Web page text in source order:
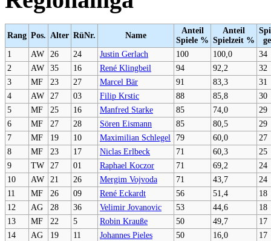
Rang Pos. Alter RüNr. Name
Anteil
Spiele %
Anteil
Spielzeit %
1
AW 26 24 Justin Gerlach 100 100,0
34
2
AW 35 16 René Klingbeil 94 92,2
32
3
MF 23 27 Marcel Bär 91 83,3
31
4
AW 27 03 Filip Krstic 88 85,8
30
5
MF 25 16 Manfred Starke 85 74,0
29
6
MF 27 28 Sören Eismann 85 80,5
29
7
MF 19 10 Maximilian Schlegel 79 60,0
27
8
MF 23 17 Niclas Erlbeck 71 60,3
25
9
TW 27 01 Raphael Koczor 71 69,2
24
10
AW 21 26 Mergim Vojvoda 71 43,7
24
11
MF 26 09 René Eckardt 56 51,4
18
12
AG 28 36 Velimir Jovanovic 53 44,6
18
13
MF 22 5 Robin Krauße 50 49,7
17
14
AG 19 11 Johannes Pieles 50 16,0
17